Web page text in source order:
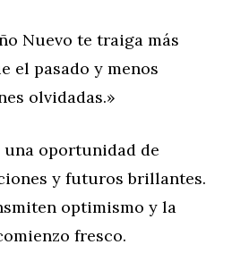
Nuevo te traiga más
el pasado y menos
olvidadas.»
una oportunidad de
y futuros brillantes.
optimismo y la
fresco.